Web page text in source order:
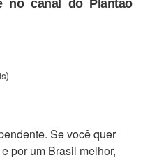
no canal do Plantão
Se você quer
por um Brasil melhor,